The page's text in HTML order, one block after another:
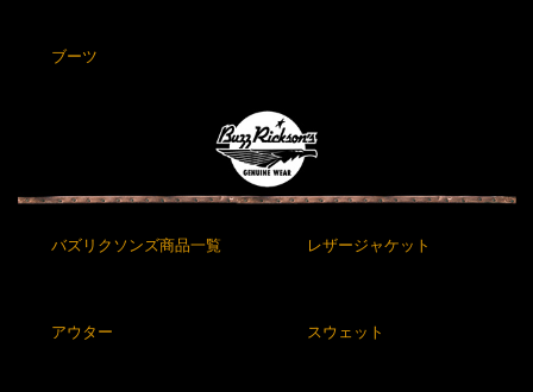
ブーツ
バズリクソンズ商品一覧 レザージャケット
アウター スウェット